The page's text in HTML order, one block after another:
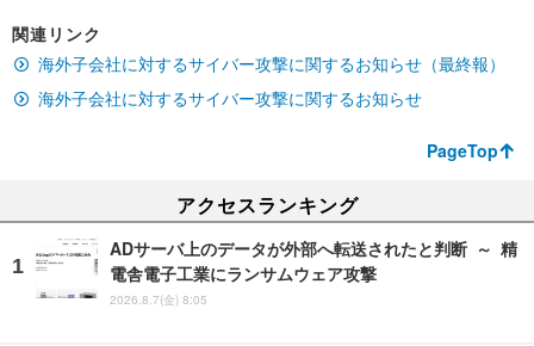
関連リンク
海外子会社に対するサイバー攻撃に関するお知らせ（最終報）
海外子会社に対するサイバー攻撃に関するお知らせ
PageTop
アクセスランキング
ADサーバ上のデータが外部へ転送されたと判断 ～ 精
電舎電子工業にランサムウェア攻撃
2026.8.7(金) 8:05